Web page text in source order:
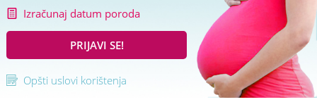
Izračunaj datum poroda
PRIJAVI SE!
Opšti uslovi korištenja